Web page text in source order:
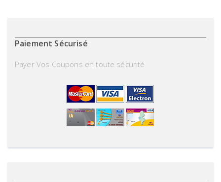
Paiement Sécurisé
Payer Vos Coupons en toute sécurité